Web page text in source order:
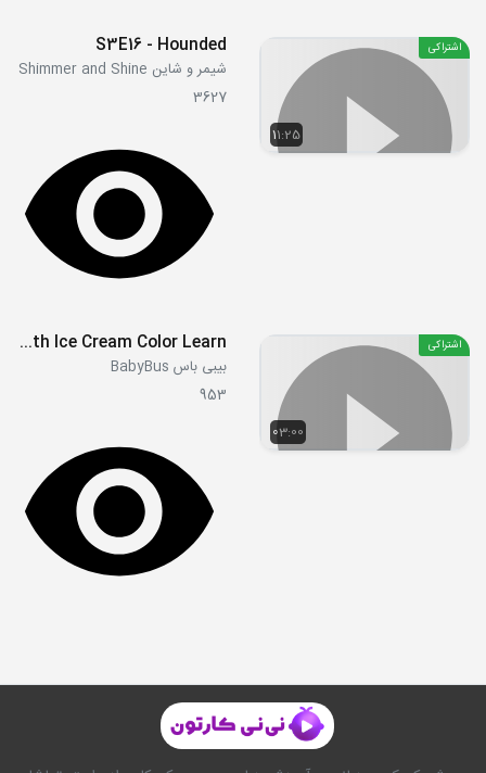
11:25
اشتراکی S3E16 - Hounded
شیمر و شاین Shimmer and Shine
3627
03:00
اشتراکی Learn Colors with Ice Cream Color Learn
بیبی باس BabyBus
953